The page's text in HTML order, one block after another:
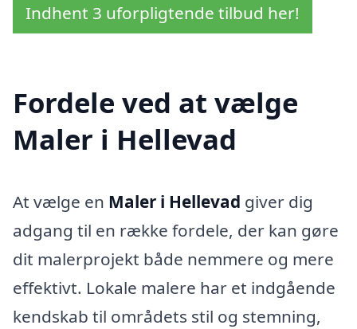
Indhent 3 uforpligtende tilbud her!
Fordele ved at vælge
Maler i Hellevad
At vælge en Maler i Hellevad giver dig
adgang til en række fordele, der kan gøre
dit malerprojekt både nemmere og mere
effektivt. Lokale malere har et indgående
kendskab til områdets stil og stemning,